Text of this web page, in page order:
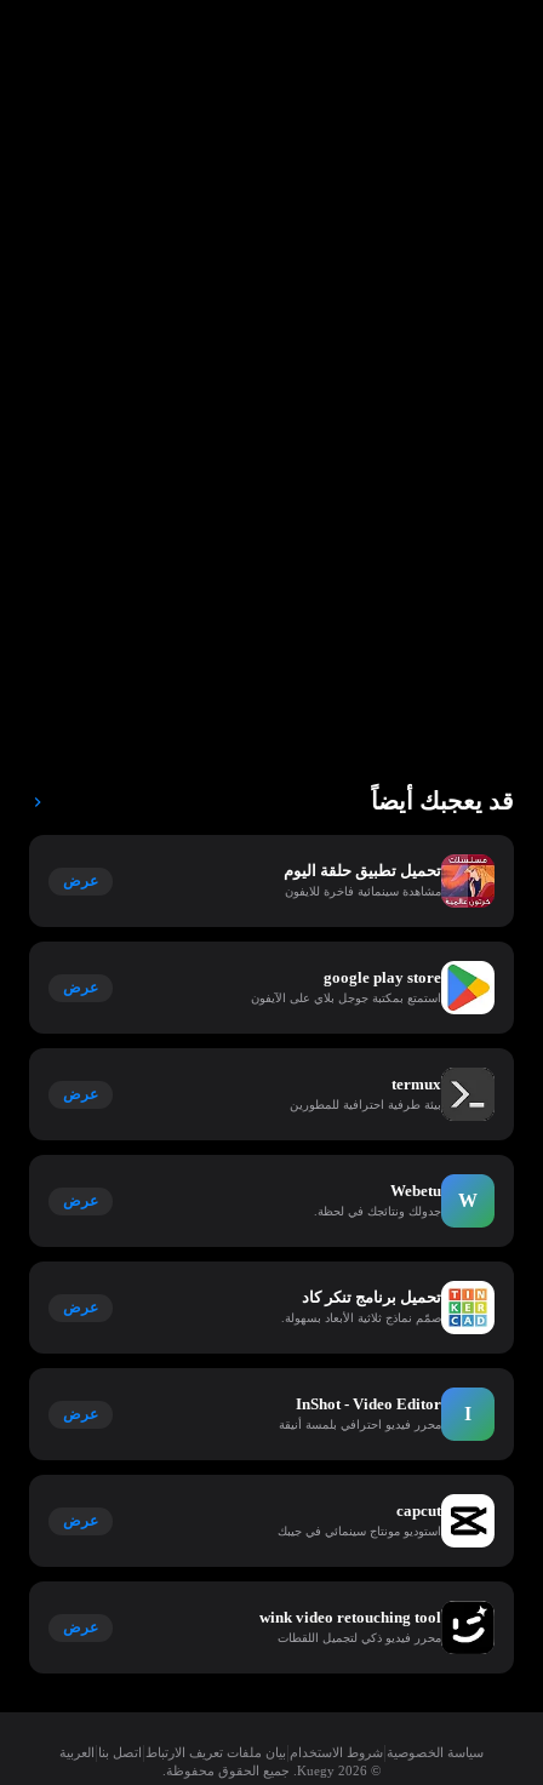
قد يعجبك أيضاً
تحميل تطبيق حلقة اليوم
مشاهدة سينمائية فاخرة للايفون
عرض
google play store
استمتع بمكتبة جوجل بلاي على الآيفون
عرض
termux
بيئة طرفية احترافية للمطورين
عرض
W
Webetu
جدولك ونتائجك في لحظة.
عرض
تحميل برنامج تنكر كاد
صمّم نماذج ثلاثية الأبعاد بسهولة.
عرض
I
InShot - Video Editor
محرر فيديو احترافي بلمسة أنيقة
عرض
capcut
استوديو مونتاج سينمائي في جيبك
عرض
wink video retouching tool
محرر فيديو ذكي لتجميل اللقطات
عرض
سياسة الخصوصية شروط الاستخدام بيان ملفات تعريف الارتباط اتصل بنا العربية
© 2026 Kuegy. جميع الحقوق محفوظة.